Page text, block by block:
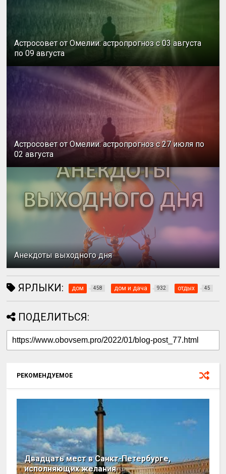
Астросовет от Омелии: астропрогноз с 03 августа
по 09 августа
Астросовет от Омелии: астропрогноз с 27 июля по
02 августа
Анекдоты выходного дня
ЯРЛЫКИ: дом 458 дом и дача 932 отдых 45
ПОДЕЛИТЬСЯ:
РЕКОМЕНДУЕМОЕ
Двадцать мест в Санкт-Петербурге,
исполняющих желания